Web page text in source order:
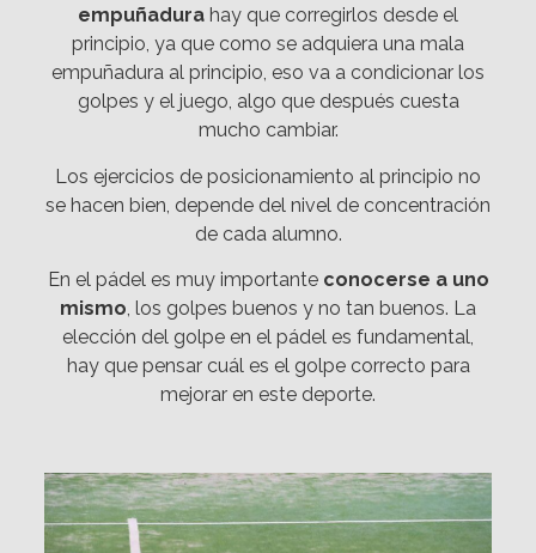
empuñadura hay que corregirlos desde el
principio, ya que como se adquiera una mala
empuñadura al principio, eso va a condicionar los
golpes y el juego, algo que después cuesta
mucho cambiar.
Los ejercicios de posicionamiento al principio no
se hacen bien, depende del nivel de concentración
de cada alumno.
En el pádel es muy importante conocerse a uno
mismo, los golpes buenos y no tan buenos. La
elección del golpe en el pádel es fundamental,
hay que pensar cuál es el golpe correcto para
mejorar en este deporte.